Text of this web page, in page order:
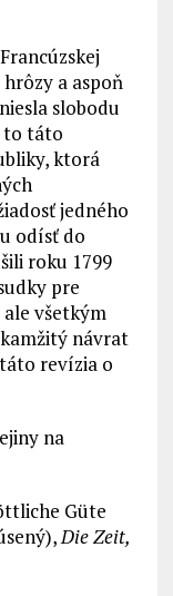
a aspoň
slobodu
to táto
ktorá
jedného
odísť do
roku 1799
pre
všetkým
návrat
revízia o
na
Güte
Die Zeit,